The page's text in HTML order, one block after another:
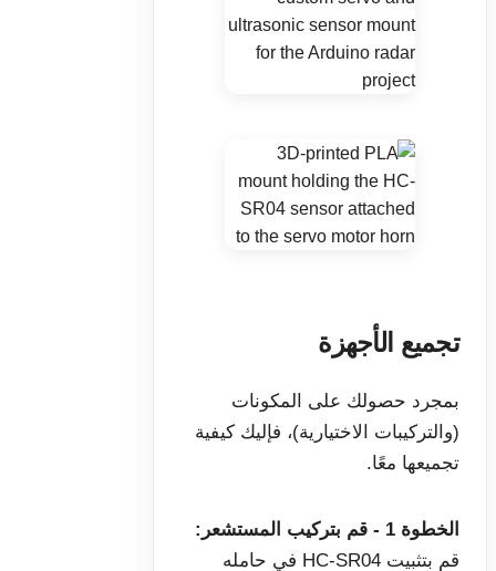
تجميع الأجهزة
بمجرد حصولك على المكونات
(والتركيبات الاختيارية)، فإليك كيفية
تجميعها معًا.
الخطوة 1 - قم بتركيب المستشعر:
قم بتثبيت HC-SR04 في حامله